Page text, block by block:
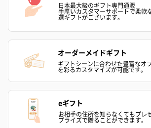
フラッグカプセル：イ
ンセンススティック
（END）（880円）
フラッグカプセル：
ンセンススティッ
（St.OSMANTHUS
（880円）
お酒
お酒を同梱してお届けいたします。
※20歳未満の方への酒類の販売はいたしませ
日本最大級のギフト専門通販
手厚いカスタマーサポートで柔軟
選ギフトがございます。
オーダーメイドギフト
ギフトシーンに合わせた豊富なオ
を彩るカスタマイズが可能です。
eギフト
お相手の住所を知らなくてもプレ
プライズで贈ることができます。